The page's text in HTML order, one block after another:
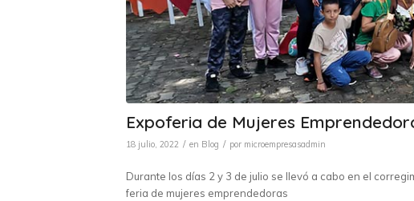
Expoferia de Mujeres
18 julio, 2022 / en Blog / por microempresasadmin
Durante los días 2 y 3 de julio se llevó a cabo en el
feria de mujeres emprendedoras